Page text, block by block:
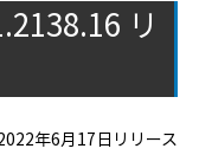
リ
年6月17日リリース